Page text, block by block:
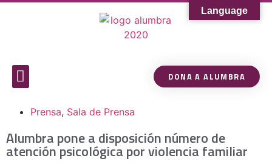
DONA A ALUMBRA
Prensa, Sala de Prensa
Alumbra pone a disposición número de
atención psicológica por violencia familiar
Language